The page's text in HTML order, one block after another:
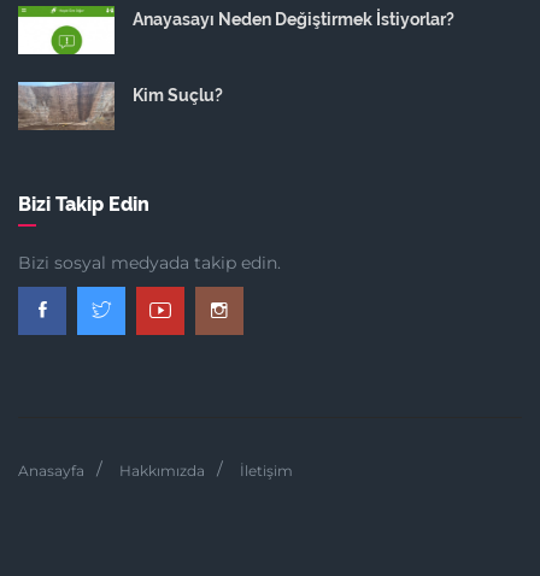
Anayasayı Neden Değiştirmek İstiyorlar?
Kim Suçlu?
Bizi Takip Edin
Bizi sosyal medyada takip edin.
Anasayfa Hakkımızda İletişim